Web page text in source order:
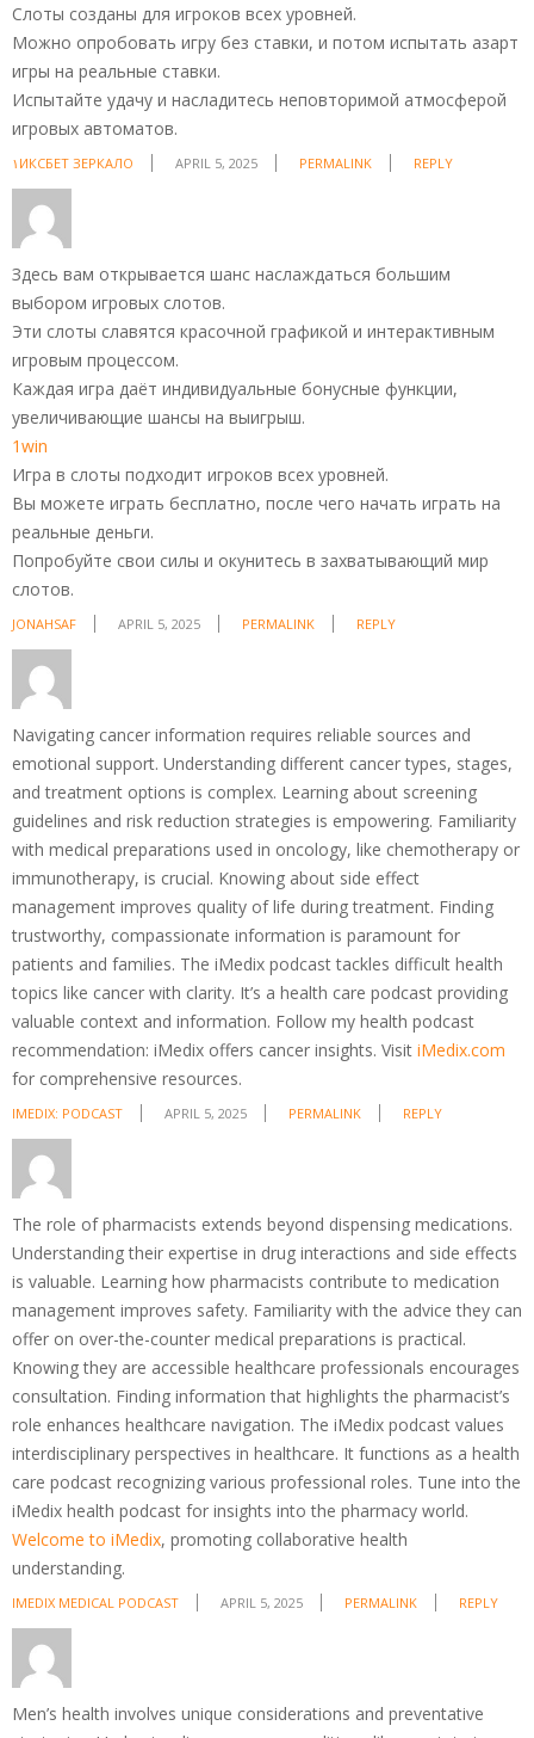
Слоты созданы для игроков всех уровней.
Можно опробовать игру без ставки, и потом испытать азарт
игры на реальные ставки.
Испытайте удачу и насладитесь неповторимой атмосферой
игровых автоматов.
۱ИКСБЕТ ЗЕРКАЛО APRIL 5, 2025 PERMALINK REPLY
Здесь вам открывается шанс наслаждаться большим
выбором игровых слотов.
Эти слоты славятся красочной графикой и интерактивным
игровым процессом.
Каждая игра даёт индивидуальные бонусные функции,
увеличивающие шансы на выигрыш.
1win
Игра в слоты подходит игроков всех уровней.
Вы можете играть бесплатно, после чего начать играть на
реальные деньги.
Попробуйте свои силы и окунитесь в захватывающий мир
слотов.
JONAHSAF APRIL 5, 2025 PERMALINK REPLY
Navigating cancer information requires reliable sources and
emotional support. Understanding different cancer types, stages,
and treatment options is complex. Learning about screening
guidelines and risk reduction strategies is empowering. Familiarity
with medical preparations used in oncology, like chemotherapy or
immunotherapy, is crucial. Knowing about side effect
management improves quality of life during treatment. Finding
trustworthy, compassionate information is paramount for
patients and families. The iMedix podcast tackles difficult health
topics like cancer with clarity. It’s a health care podcast providing
valuable context and information. Follow my health podcast
recommendation: iMedix offers cancer insights. Visit iMedix.com
for comprehensive resources.
IMEDIX: PODCAST APRIL 5, 2025 PERMALINK REPLY
The role of pharmacists extends beyond dispensing medications.
Understanding their expertise in drug interactions and side effects
is valuable. Learning how pharmacists contribute to medication
management improves safety. Familiarity with the advice they can
offer on over-the-counter medical preparations is practical.
Knowing they are accessible healthcare professionals encourages
consultation. Finding information that highlights the pharmacist’s
role enhances healthcare navigation. The iMedix podcast values
interdisciplinary perspectives in healthcare. It functions as a health
care podcast recognizing various professional roles. Tune into the
iMedix health podcast for insights into the pharmacy world.
Welcome to iMedix, promoting collaborative health
understanding.
IMEDIX MEDICAL PODCAST APRIL 5, 2025 PERMALINK REPLY
Men’s health involves unique considerations and preventative